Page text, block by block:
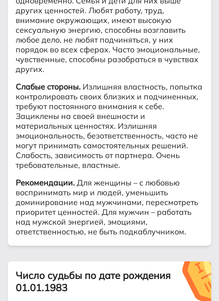
других ценностей. Любят работу, труд,
внимание окружающих, имеют высокую
сексуальную энергию, способны возглавить
любое дело, не любят подчиняться, у них
порядок во всех сферах. Часто эмоциональные,
чувственные, способны разобраться в чувствах
других.
Слабые стороны. Излишняя властность, попытка
контролировать своих близких и подчиненных,
требуют постоянного внимания к себе.
Зациклены на своей внешности и
материальных ценностях. Излишняя
эмоциональность, безответственность, часто не
могут принимать самостоятельных решений.
Слабость, зависимость от партнера. Очень
требовательные, властные.
Рекомендации. Для женщины – с любовью
воспринимать мир и людей, уменьшить
доминирование над мужчинами, пересмотреть
приоритет ценностей. Для мужчин – работать
над мужской энергией, эмоциями,
ответственностью, не быть подкаблучником.
Число судьбы по дате рождения
01.01.1983